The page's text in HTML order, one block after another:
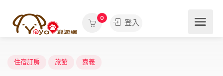
0
登入
住宿訂房 旅館 嘉義